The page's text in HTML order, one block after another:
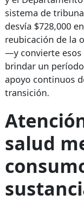
sistema de
desvía $728,000
reubicación de la
—y convierte
brindar un
apoyo continuos
transición.
salud